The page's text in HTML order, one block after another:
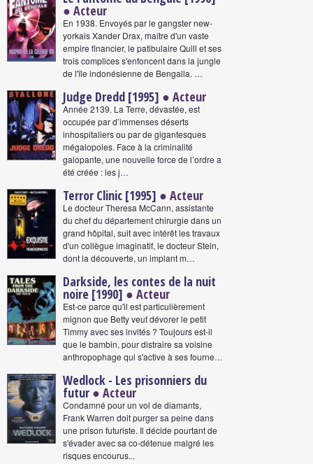
● Acteur
En 1938. Envoyés par le gangster new-
yorkais Xander Drax, maître d'un vaste
empire financier, le patibulaire Quill et ses
trois complices s'enfoncent dans la jungle
de l'ïle indonésienne de Bengalla. …
Judge Dredd [1995] ● Acteur
Année 2139. La Terre, dévastée, est
occupée par d’immenses déserts
inhospitaliers ou par de gigantesques
mégalopoles. Face à la criminalité
galopante, une nouvelle force de l’ordre a
été créée : les j…
Terror Clinic [1995] ● Acteur
Le docteur Theresa McCann, assistante
du chef du département chirurgie dans un
grand hôpital, suit avec intérêt les travaux
d'un collègue imaginatif, le docteur Stein,
dont la découverte, un implant m…
Darkside, les contes de la nuit
noire [1990] ● Acteur
Est-ce parce qu'il est particulièrement
mignon que Betty veut dévorer le petit
Timmy avec ses invités ? Toujours est-il
que le bambin, pour distraire sa voisine
anthropophage qui s'active à ses fourne…
Wedlock - Les prisonniers du
futur ● Acteur
Condamné pour un vol de diamants,
Frank Warren doit purger sa peine dans
une prison futuriste. Il décide pourtant de
s'évader avec sa co-détenue malgré les
risques encourus...